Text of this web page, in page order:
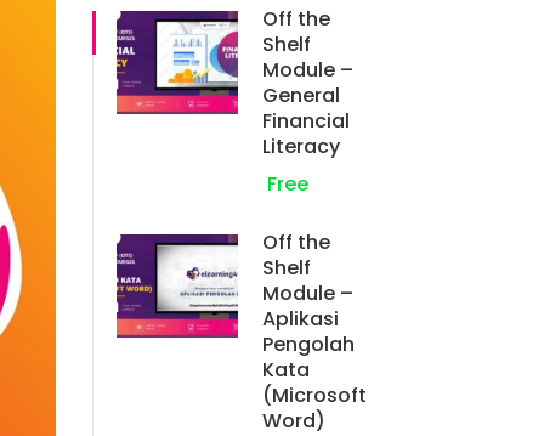
Off the
Shelf
Module –
General
Financial
Literacy
Free
Off the
Shelf
Module –
Aplikasi
Pengolah
Kata
(Microsoft
Word)